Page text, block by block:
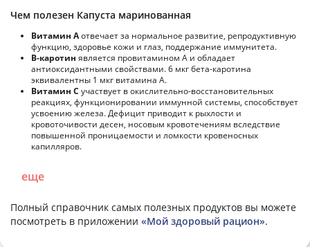
Чем полезен Капуста маринованная
Витамин Аотвечает за нормальное развитие, репродуктивную
функцию, здоровье кожи и глаз, поддержание иммунитета.
В-каротин является провитамином А и обладает
антиоксидантными свойствами. 6 мкг бета-каротина
эквивалентны 1 мкг витамина А.
Витамин С участвует в окислительно-восстановительных
реакциях, функционировании иммунной системы, способствует
усвоению железа. Дефицит приводит к рыхлости и
кровоточивости десен, носовым кровотечениям вследствие
повышенной проницаемости и ломкости кровеносных
капилляров.
еще
Полный справочник самых полезных продуктов вы можете
посмотреть в приложении «Мой здоровый рацион».